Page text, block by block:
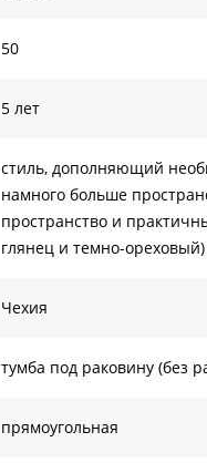
50
5 лет
стиль, дополняющий
намного больше
пространство и
глянец и темно-
Чехия
тумба под раковину (без
прямоугольная